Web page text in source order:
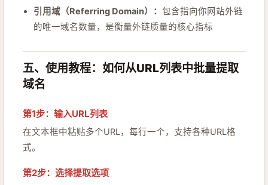
引用域（Referring Domain）： 包含指向你网站外链
的唯一域名数量，是衡量外链质量的核心指标
五、使用教程：如何从URL列表中批量提取
域名
第1步：输入URL列表
在文本框中粘贴多个URL，每行一个，支持各种URL格
式。
第2步：选择提取选项